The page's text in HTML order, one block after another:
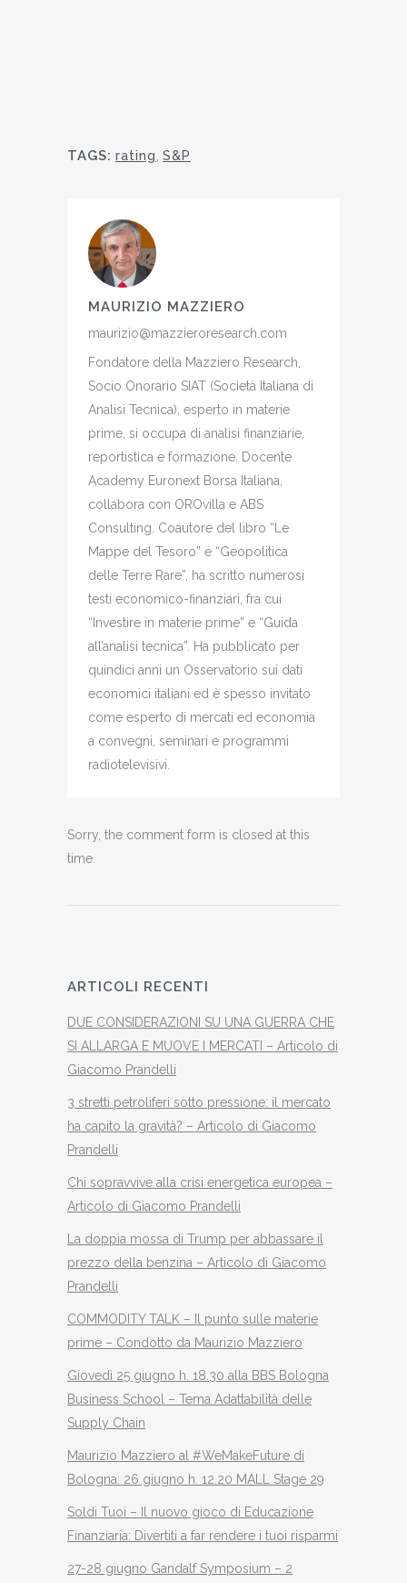
TAGS: rating S&P
MAURIZIO MAZZIERO
maurizio@mazzieroresearch.com
Fondatore della Mazziero Research,
Socio Onorario SIAT (Società Italiana di
Analisi Tecnica), esperto in materie
prime, si occupa di analisi finanziarie,
reportistica e formazione. Docente
Academy Euronext Borsa Italiana,
collabora con OROvilla e ABS
Consulting. Coautore del libro “Le
Mappe del Tesoro” e “Geopolitica
delle Terre Rare”, ha scritto numerosi
testi economico-finanziari, fra cui
“Investire in materie prime” e “Guida
all’analisi tecnica”. Ha pubblicato per
quindici anni un Osservatorio sui dati
economici italiani ed è spesso invitato
come esperto di mercati ed economia
a convegni, seminari e programmi
radiotelevisivi.
Sorry, the comment form is closed at this
time.
ARTICOLI RECENTI
DUE CONSIDERAZIONI SU UNA GUERRA CHE
SI ALLARGA E MUOVE I MERCATI – Articolo di
Giacomo Prandelli
3 stretti petroliferi sotto pressione: il mercato
ha capito la gravità? – Articolo di Giacomo
Prandelli
Chi sopravvive alla crisi energetica europea –
Articolo di Giacomo Prandelli
La doppia mossa di Trump per abbassare il
prezzo della benzina – Articolo di Giacomo
Prandelli
COMMODITY TALK – Il punto sulle materie
prime – Condotto da Maurizio Mazziero
Giovedì 25 giugno h. 18.30 alla BBS Bologna
Business School – Tema Adattabilità delle
Supply Chain
Maurizio Mazziero al #WeMakeFuture di
Bologna: 26 giugno h. 12.20 MALL Stage 29
Soldi Tuoi – Il nuovo gioco di Educazione
Finanziaria: Divertiti a far rendere i tuoi risparmi
27-28 giugno Gandalf Symposium – 2